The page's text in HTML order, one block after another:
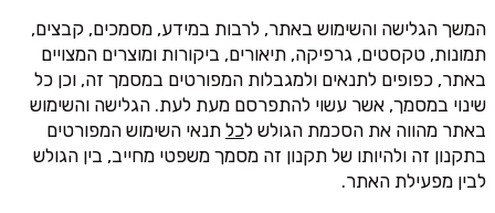
המשך הגלישה והשימוש באתר, לרבות במידע, מסמכים, קבצים,
תמונות, טקסטים, גרפיקה, תיאורים, ביקורות ומוצרים המצויים
באתר, כפופים לתנאים ולמגבלות המפורטים במסמך זה, וכן כל
שינוי במסמך, אשר עשוי להתפרסם מעת לעת. הגלישה והשימוש
באתר מהווה את הסכמת הגולש לכל תנאי השימוש המפורטים
בתקנון זה ולהיותו של תקנון זה מסמך משפטי מחייב, בין הגולש
לבין מפעילת האתר.